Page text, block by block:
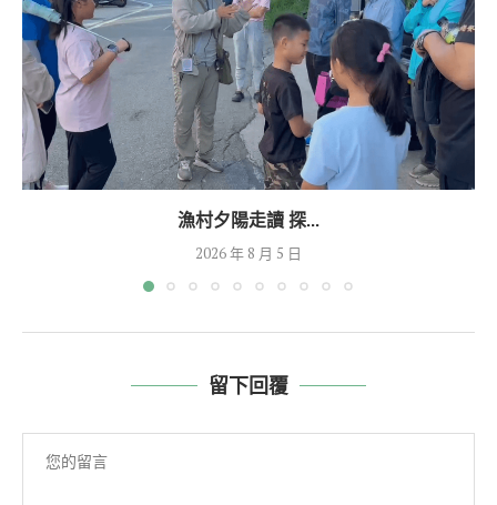
漁村夕陽走讀 探...
2026 年 8 月 5 日
留下回覆